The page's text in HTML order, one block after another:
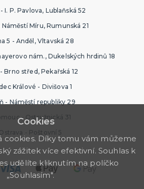
I. P. Pavlova, Lublaňská 52
Náměstí Míru, Rumunská 21
5 - Anděl, Vltavská 28
nám., Dukelských hrdinů 18
Brno střed, Pekařská 12
Králové - Divišova 1
- Náměstí republiky 29
- Ostružnická 31
- Poštovní 5
Cookies
cookies. Díky tomu vám můžeme
zážitek více efektivní. Souhlas k
udělíte kliknutím na políčko
„Souhlasím".